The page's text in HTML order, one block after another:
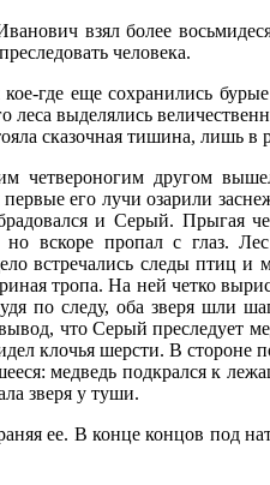
взял более
человека.
где еще сохранились
леса выделялись
сказочная тишина, лишь в
четвероногим другом
его лучи озарили
и Серый. Прыгая
вскоре пропал с глаз.
встречались следы птиц
тропа. На ней четко
по следу, оба зверя шли
что Серый преследует
клочья шерсти. В стороне
медведь подкрался к
зверя у туши.
ее. В конце концов под